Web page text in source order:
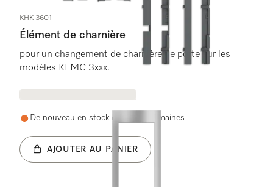
KHK 3601
Élément de charnière
pour un changement de charnière de porte sur les
modèles KFMC 3xxx.
De nouveau en stock d'ici deux semaines
AJOUTER AU PANIER